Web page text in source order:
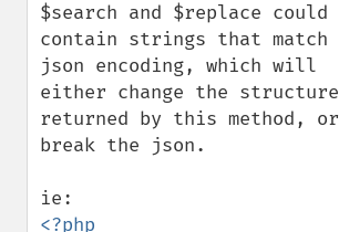
$search and $replace could
contain strings that match
json encoding, which will
either change the structure
returned by this method, or
break the json.
<?php